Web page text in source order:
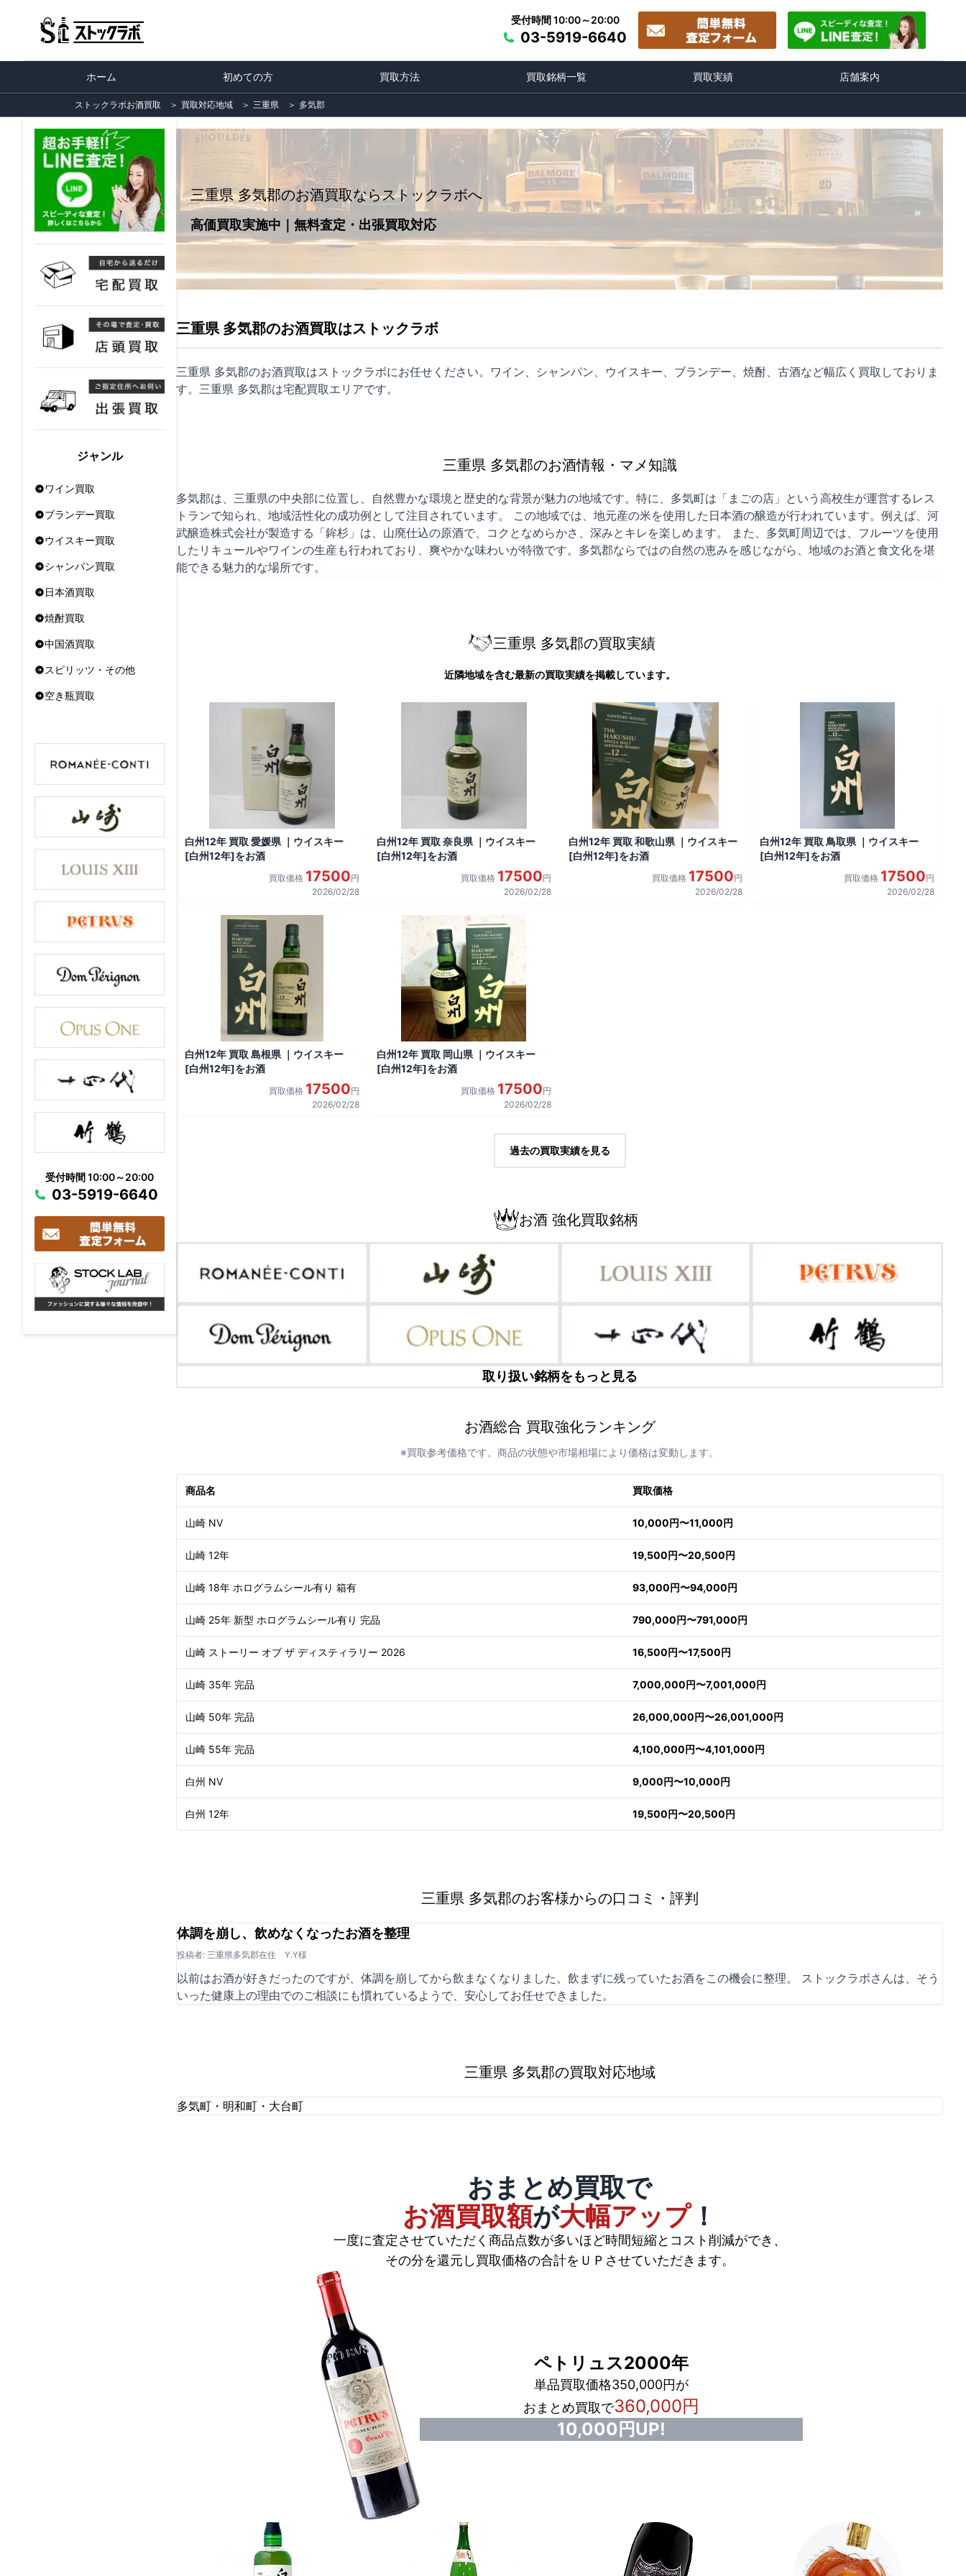
受付時間 10:00～20:00
03-5919-6640
ホーム 初めての方 買取方法 買取銘柄一覧 買取実績 店舗案内
ストックラボお酒買取 ＞ 買取対応地域 ＞ 三重県 ＞ 多気郡
ジャンル
ワイン買取
ブランデー買取
ウイスキー買取
シャンパン買取
日本酒買取
焼酎買取
中国酒買取
スピリッツ・その他
空き瓶買取
受付時間 10:00～20:00
03-5919-6640
三重県 多気郡のお酒買取ならストックラボへ
高価買取実施中｜無料査定・出張買取対応
三重県 多気郡のお酒買取はストックラボ
三重県 多気郡のお酒買取はストックラボにお任せください。ワイン、シャンパン、ウイスキー、ブランデー、焼酎、古酒など幅広く買取しておりま
す。三重県 多気郡は宅配買取エリアです。
三重県 多気郡のお酒情報・マメ知識
多気郡は、三重県の中央部に位置し、自然豊かな環境と歴史的な背景が魅力の地域です。特に、多気町は「まごの店」という高校生が運営するレス
トランで知られ、地域活性化の成功例として注目されています。 この地域では、地元産の米を使用した日本酒の醸造が行われています。例えば、河
武醸造株式会社が製造する「鉾杉」は、山廃仕込の原酒で、コクとなめらかさ、深みとキレを楽しめます。 また、多気町周辺では、フルーツを使用
したリキュールやワインの生産も行われており、爽やかな味わいが特徴です。多気郡ならではの自然の恵みを感じながら、地域のお酒と食文化を堪
能できる魅力的な場所です。
三重県 多気郡の買取実績
近隣地域を含む最新の買取実績を掲載しています。
白州12年 買取 愛媛県 ｜ウイスキー
[白州12年]をお酒
買取価格 17500円
2026/02/28
白州12年 買取 奈良県 ｜ウイスキー
[白州12年]をお酒
買取価格 17500円
2026/02/28
白州12年 買取 和歌山県 ｜ウイスキー
[白州12年]をお酒
買取価格 17500円
2026/02/28
白州12年 買取 鳥取県 ｜ウイスキー
[白州12年]をお酒
買取価格 17500円
2026/02/28
白州12年 買取 島根県 ｜ウイスキー
[白州12年]をお酒
買取価格 17500円
2026/02/28
白州12年 買取 岡山県 ｜ウイスキー
[白州12年]をお酒
買取価格 17500円
2026/02/28
過去の買取実績を見る
お酒 強化買取銘柄
取り扱い銘柄をもっと見る
お酒総合 買取強化ランキング
※買取参考価格です。商品の状態や市場相場により価格は変動します。
商品名 買取価格
山崎 NV 10,000円〜11,000円
山崎 12年 19,500円〜20,500円
山崎 18年 ホログラムシール有り 箱有 93,000円〜94,000円
山崎 25年 新型 ホログラムシール有り 完品 790,000円〜791,000円
山崎 ストーリー オブ ザ ディスティラリー 2026 16,500円〜17,500円
山崎 35年 完品 7,000,000円〜7,001,000円
山崎 50年 完品 26,000,000円〜26,001,000円
山崎 55年 完品 4,100,000円〜4,101,000円
白州 NV 9,000円〜10,000円
白州 12年 19,500円〜20,500円
三重県 多気郡のお客様からの口コミ・評判
体調を崩し、飲めなくなったお酒を整理
投稿者: 三重県多気郡在住 Y.Y様
以前はお酒が好きだったのですが、体調を崩してから飲まなくなりました。飲まずに残っていたお酒をこの機会に整理。 ストックラボさんは、そう
いった健康上の理由でのご相談にも慣れているようで、安心してお任せできました。
三重県 多気郡の買取対応地域
多気町・明和町・大台町
おまとめ買取で
お酒買取額が大幅アップ！
一度に査定させていただく商品点数が多いほど時間短縮とコスト削減ができ、
その分を還元し買取価格の合計をＵＰさせていただきます。
ペトリュス2000年
単品買取価格350,000円が
おまとめ買取で360,000円
10,000円UP!